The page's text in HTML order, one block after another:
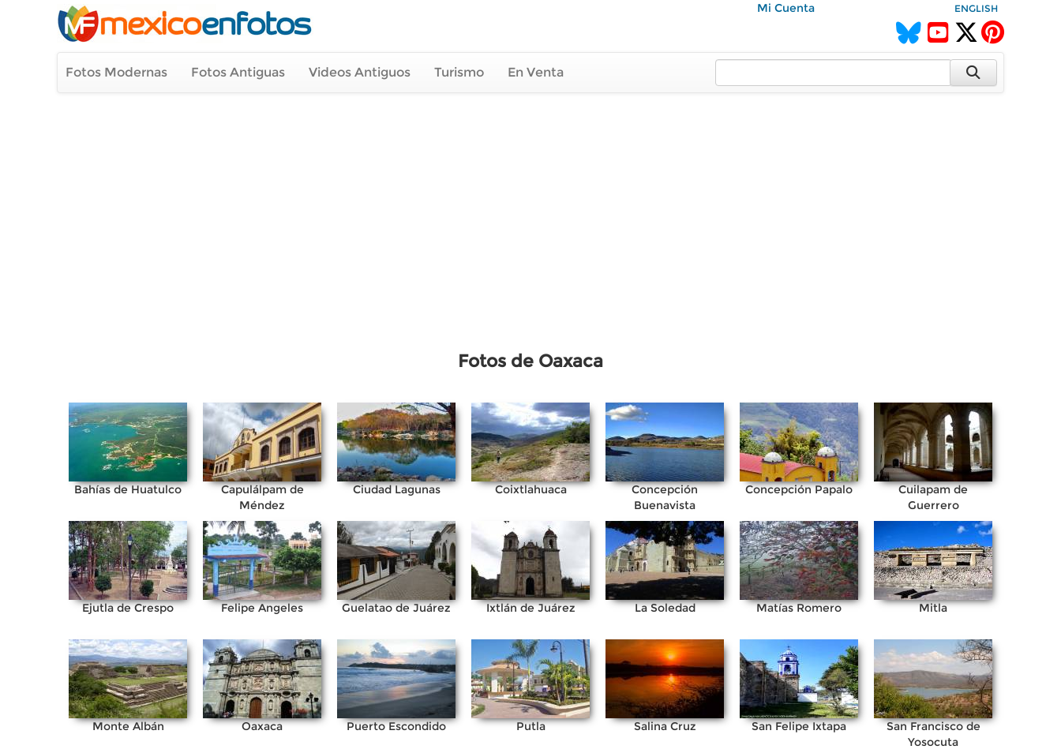
Mi Cuenta ENGLISH
Fotos Modernas Fotos Antiguas Videos Antiguos Turismo En Venta
Fotos de Oaxaca
Bahías de Huatulco
Capulálpam de
Méndez
Ciudad Lagunas Coixtlahuaca
Concepción
Buenavista
Concepción Papalo
Cuilapam de
Guerrero
Ejutla de Crespo Felipe Angeles Guelatao de Juárez Ixtlán de Juárez La Soledad Matías Romero Mitla
Monte Albán Oaxaca Puerto Escondido Putla Salina Cruz San Felipe Ixtapa
San Francisco de
Yosocuta